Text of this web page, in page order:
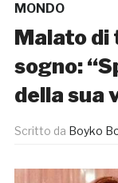
MONDO
Malato di
sogno:
della sua
Scritto da Boyko